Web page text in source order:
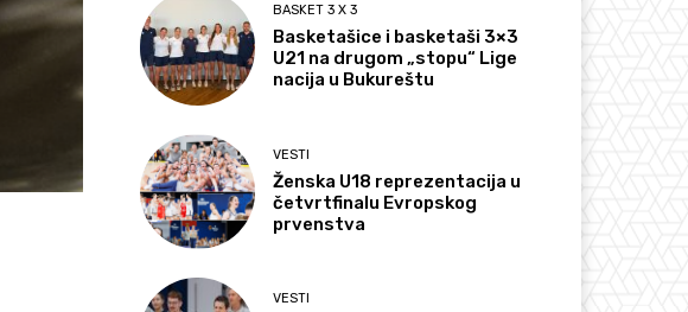
BASKET 3 X 3
Basketašice i basketaši 3×3
U21 na drugom „stopu“ Lige
nacija u Bukureštu
VESTI
Ženska U18 reprezentacija u
četvrtfinalu Evropskog
prvenstva
VESTI